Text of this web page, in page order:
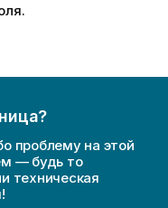
проблему на этой
— будь то
техническая